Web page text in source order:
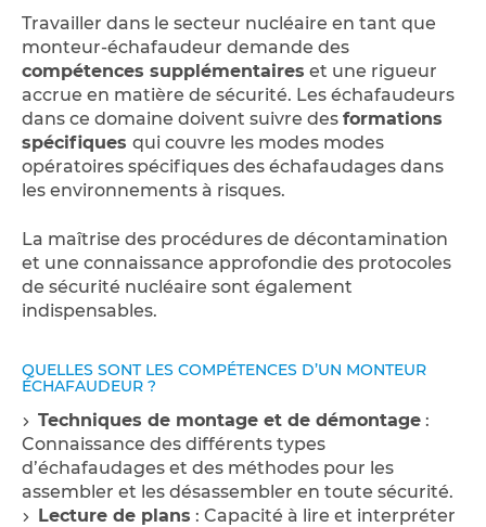
Travailler dans le secteur nucléaire en tant que
monteur-échafaudeur demande des
compétences supplémentaires et une rigueur
accrue en matière de sécurité. Les échafaudeurs
dans ce domaine doivent suivre des formations
spécifiques qui couvre les modes modes
opératoires spécifiques des échafaudages dans
les environnements à risques.
La maîtrise des procédures de décontamination
et une connaissance approfondie des protocoles
de sécurité nucléaire sont également
indispensables.
QUELLES SONT LES COMPÉTENCES D’UN MONTEUR
ÉCHAFAUDEUR ?
Techniques de montage et de démontage :
Connaissance des différents types
d’échafaudages et des méthodes pour les
assembler et les désassembler en toute sécurité.
Lecture de plans : Capacité à lire et interpréter